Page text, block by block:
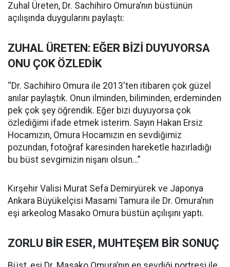
Zuhal Üreten, Dr. Sachihiro Omura’nın büstünün
açılışında duygularını paylaştı:
ZUHAL ÜRETEN: EĞER BİZİ DUYUYORSA
ONU ÇOK ÖZLEDİK
‘‘Dr. Sachihiro Omura ile 2013'ten itibaren çok güzel
anılar paylaştık. Onun ilminden, biliminden, erdeminden
pek çok şey öğrendik. Eğer bizi duyuyorsa çok
özlediğimi ifade etmek isterim. Sayın Hakan Ersiz
Hocamızın, Omura Hocamızın en sevdiğimiz
pozundan, fotoğraf karesinden hareketle hazırladığı
bu büst sevgimizin nişanı olsun…’’
Kırşehir Valisi Murat Sefa Demiryürek ve Japonya
Ankara Büyükelçisi Masami Tamura ile Dr. Omura’nın
eşi arkeolog Masako Omura büstün açılışını yaptı.
ZORLU BİR ESER, MUHTEŞEM BİR SONUÇ